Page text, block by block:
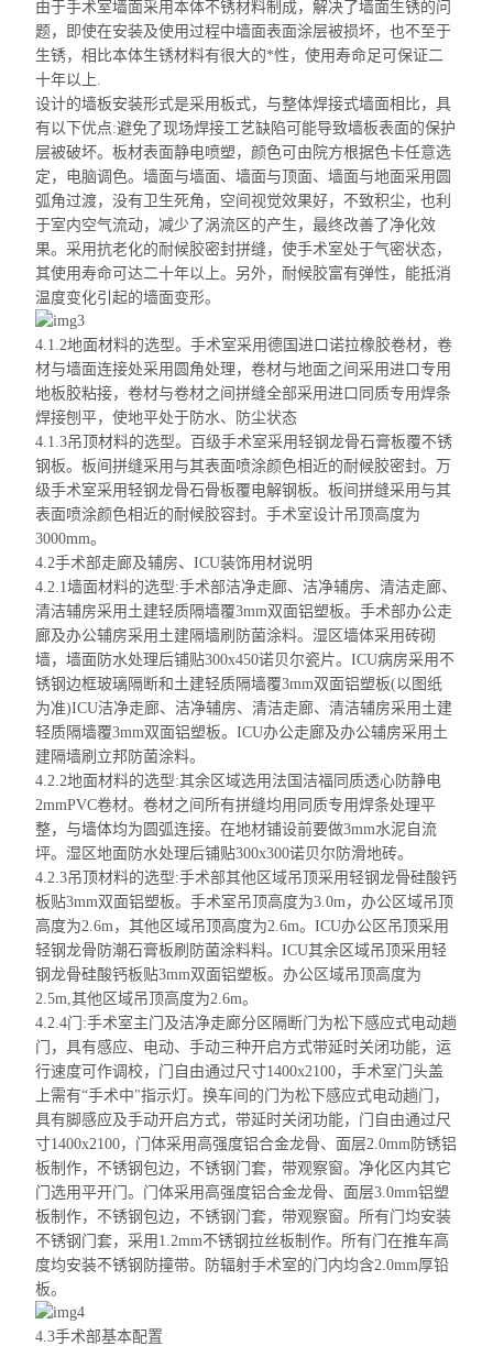
由于手术室墙面采用本体不锈材料制成，解决了墙面生锈的问
题，即使在安装及使用过程中墙面表面涂层被损坏，也不至于
生锈，相比本体生锈材料有很大的*性，使用寿命足可保证二
十年以上.
设计的墙板安装形式是采用板式，与整体焊接式墙面相 比，具
有以下优点:避免了现场焊接工艺缺陷可能导致墙板表面的保护
层被破坏。板材表面静电喷塑，颜色可由院方根据色卡任意选
定，电脑调色。墙面与墙面、墙面与顶面、墙面与地面采用圆
弧角过渡，没有卫生死角，空间视觉效果好，不致积尘，也利
于室内空气流动，减少了涡流区的产生，最终改善了净化效
果。采用抗老化的耐候胶密封拼缝，使手术室处于气密状态，
其使用寿命可达二十年以上。另外，耐候胶富有弹性，能抵消
温度变化引起的墙面变形。
4.1.2地面材料的选型。手术室采用德国进口诺拉橡胶卷材，卷
材与墙面连接处采用圆角处理，卷材与地面之间采用进口专用
地板胶粘接，卷材与卷材之间拼缝全部采用进口同质专用焊条
焊接刨平，使地平处于防水、防尘状态
4.1.3吊顶材料的选型。百级手术室采用轻钢龙骨石膏板覆不锈
钢板。板间拼缝采用与其表面喷涂颜色相近的耐候胶密封。万
级手术室采用轻钢龙骨石骨板覆电解钢板。板间拼缝采用与其
表面喷涂颜色相近的耐候胶容封。手术室设计吊顶高度为
3000mm。
4.2手术部走廊及辅房、ICU装饰用材说明
4.2.1墙面材料的选型:手术部洁净走廊、洁净辅房、清洁走廊、
清洁辅房采用 土建轻质隔墙覆3mm双面铝塑板。手术部办公走
廊及办公辅房采用 土建隔墙刷防菌涂料。湿区墙体采用砖砌
墙，墙面防水处理后铺贴300x450诺贝尔瓷片。ICU病房采用不
锈钢边框玻璃隔断和土建轻质隔墙覆3mm双面铝塑板(以图纸
为准)ICU洁净走廊、洁净辅房、清洁走廊、清洁辅房采用 土建
轻质隔墙覆3mm双面铝塑板。ICU办公走廊及办公辅房采用 土
建隔墙刷立邦 防菌涂料。
4.2.2地面材料的选型:其余区域选用 法国洁福同质透心防静电
2mmPVC卷材。卷材之间所有拼缝均用同质专用焊条处理平
整，与墙体均为圆弧连接。在地材铺设前要做3mm水泥自流
坪。湿区地面防水处理后铺贴300x300诺贝尔防滑地砖。
4.2.3吊顶材料的选型:手术部其他区域吊顶采用轻钢龙骨硅酸钙
板贴3mm双面铝塑板。手术室吊顶高度为3.0m，办公区域吊顶
高度为2.6m，其他区域吊顶高度为2.6m。ICU办公区吊顶采用
轻钢龙骨防潮石膏板刷防菌涂料料。ICU其余区域吊顶采用轻
钢龙骨硅酸钙板贴3mm双面铝塑板。办公区域吊顶高度为
2.5m,其他区域吊顶高度为2.6m。
4.2.4门:手术室主门及洁净走廊分区隔断门为松下感应式电动趟
门，具有感应、电动、手动三种开启方式带延时关闭功能，运
行速度可作调校， 门自由通过尺寸1400x2100，手术室门头盖
上需有“手术中"指示灯。换车间的门为松下感应式电动趟门，
具有脚感应及手动开启方式，带延时关闭功能， 门自由通过尺
寸1400x2100，门体采用高强度铝合金龙骨、面层2.0mm防锈铝
板制作，不锈钢包边，不锈钢门套，带观察窗。净化区内其它
门选用平开门。门体采用高强度铝合金龙骨、面层3.0mm铝塑
板制作，不锈钢包边，不锈钢门套，带观察窗。所有门均安装
不锈钢门套，采用1.2mm不锈钢拉丝板制作。所有门在推车高
度均安装不锈钢防撞带。防辐射手术室的门内均含2.0mm厚铅
板。
4.3手术部基本配置